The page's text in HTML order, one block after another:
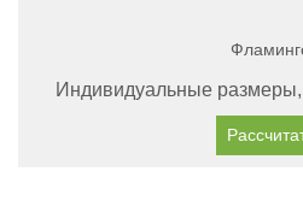
Индивидуальные